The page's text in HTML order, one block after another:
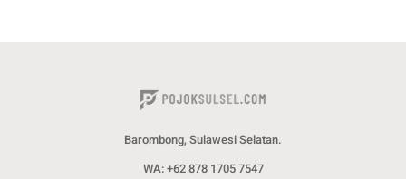
Barombong, Sulawesi Selatan.
WA: +62 878 1705 7547